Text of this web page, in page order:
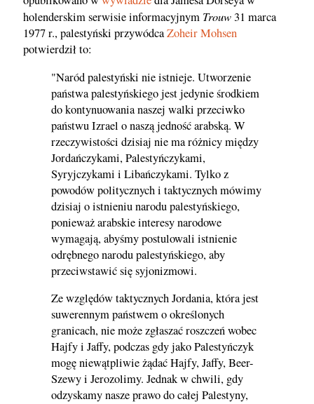
holenderskim serwisie informacyjnym Trouw 31 marca
1977 r., palestyński przywódcaZoheir Mohsen
potwierdził to:
"Naród palestyński nie istnieje. Utworzenie
państwa palestyńskiego jest jedynie środkiem
do kontynuowania naszej walki przeciwko
państwu Izrael o naszą jedność arabską. W
rzeczywistości dzisiaj nie ma różnicy między
Jordańczykami, Palestyńczykami,
Syryjczykami i Libańczykami. Tylko z
powodów politycznych i taktycznych mówimy
dzisiaj o istnieniu narodu palestyńskiego,
ponieważ arabskie interesy narodowe
wymagają, abyśmy postulowali istnienie
odrębnego narodu palestyńskiego, aby
przeciwstawić się syjonizmowi.
Ze względów taktycznych Jordania, która jest
suwerennym państwem o określonych
granicach, nie może zgłaszać roszczeń wobec
Hajfy i Jaffy, podczas gdy jako Palestyńczyk
mogę niewątpliwie żądać Hajfy, Jaffy, Beer-
Szewy i Jerozolimy. Jednak w chwili, gdy
odzyskamy nasze prawo do całej Palestyny,